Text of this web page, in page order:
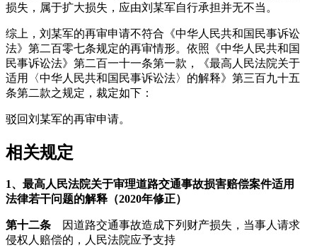
损失，属于扩大损失，应由刘某军自行承担并无不当。
综上，刘某军的再审申请不符合《中华人民共和国民事诉讼
法》第二百零七条规定的再审情形。依照《中华人民共和国
民事诉讼法》第二百一十一条第一款，《最高人民法院关于
适用〈中华人民共和国民事诉讼法〉的解释》第三百九十五
条第二款之规定，裁定如下：
驳回刘某军的再审申请。
相关规定
1、最高人民法院关于审理道路交通事故损害赔偿案件适用
法律若干问题的解释（2020年修正）
第十二条 因道路交通事故造成下列财产损失，当事人请求
侵权人赔偿的，人民法院应予支持